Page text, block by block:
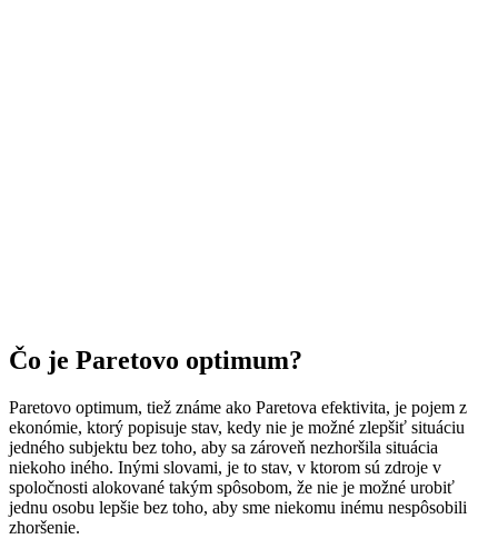
Čo je Paretovo optimum?
Paretovo optimum, tiež známe ako Paretova efektivita, je pojem z
ekonómie, ktorý popisuje stav, kedy nie je možné zlepšiť situáciu
jedného subjektu bez toho, aby sa zároveň nezhoršila situácia
niekoho iného. Inými slovami, je to stav, v ktorom sú zdroje v
spoločnosti alokované takým spôsobom, že nie je možné urobiť
jednu osobu lepšie bez toho, aby sme niekomu inému nespôsobili
zhoršenie.